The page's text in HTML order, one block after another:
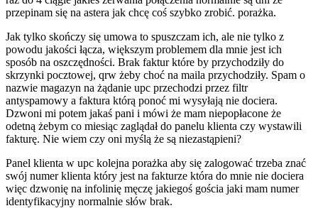
przepinam się na astera jak chcę coś szybko zrobić. porażka.
Jak tylko skończy się umowa to spuszczam ich, ale nie tylko z
powodu jakości łącza, większym problemem dla mnie jest ich
sposób na oszczędności. Brak faktur które by przychodziły do
skrzynki pocztowej, qrw żeby choć na maila przychodziły. Spam o
nazwie magazyn na żądanie upc przechodzi przez filtr
antyspamowy a faktura którą ponoć mi wysyłają nie dociera.
Dzwoni mi potem jakaś pani i mówi że mam niepopłacone że
odetną żebym co miesiąc zaglądał do panelu klienta czy wystawili
fakturę. Nie wiem czy oni myślą że są niezastąpieni?
Panel klienta w upc kolejna porażka aby się zalogować trzeba znać
swój numer klienta który jest na fakturze która do mnie nie dociera
więc dzwonię na infolinię męczę jakiegoś gościa jaki mam numer
identyfikacyjny normalnie słów brak.